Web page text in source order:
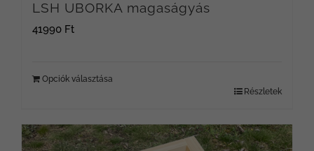
LSH UBORKA magaságyás
41990 Ft
Opciók választása
Részletek